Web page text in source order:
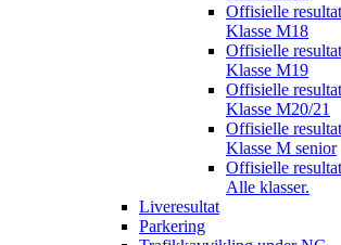
Offisielle
Klasse M18
Offisielle
Klasse M19
Offisielle
Klasse M20/21
Offisielle
Klasse M senior
Offisielle
Alle klasser.
Liveresultat
Parkering